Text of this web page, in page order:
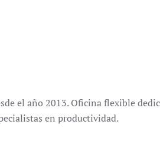
el año 2013. Oficina flexible
en productividad.